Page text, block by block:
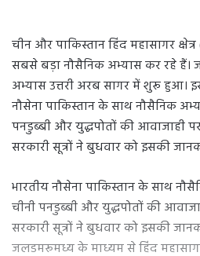
चीन और पाकिस्तान हिंद महासागर
सबसे बड़ा नौसैनिक अभ्यास कर रहे हैं।
अभ्यास उत्तरी अरब सागर में शुरू हुआ।
नौसेना पाकिस्तान के साथ नौसैनिक
पनडुब्बी और युद्धपोतों की आवाजाही
सरकारी सूत्रों ने बुधवार को इसकी
भारतीय नौसेना पाकिस्तान के साथ
चीनी पनडुब्बी और युद्धपोतों की
सरकारी सूत्रों ने बुधवार को इसकी
जलडमरूमध्य के माध्यम से हिंद